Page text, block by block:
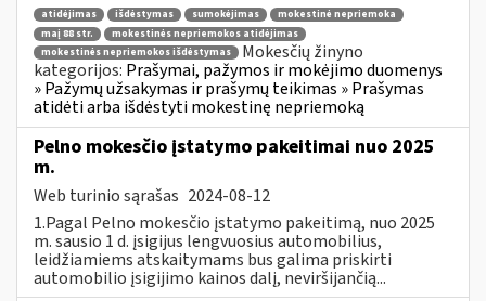
atidėjimas išdėstymas sumokėjimas
mokestinė nepriemoka
maį 88 str.
mokestinės nepriemokos atidėjimas
mokestinės nepriemokos išdėstymas
Mokesčių žinyno
kategorijos: Prašymai, pažymos ir mokėjimo duomenys
» Pažymų užsakymas ir prašymų teikimas » Prašymas
atidėti arba išdėstyti mokestinę nepriemoką
Pelno mokesčio įstatymo pakeitimai nuo 2025
m.
Web turinio sąrašas 2024-08-12
1.Pagal Pelno mokesčio įstatymo pakeitimą, nuo 2025
m. sausio 1 d. įsigijus lengvuosius automobilius,
leidžiamiems atskaitymams bus galima priskirti
automobilio įsigijimo kainos dalį, neviršijančią...